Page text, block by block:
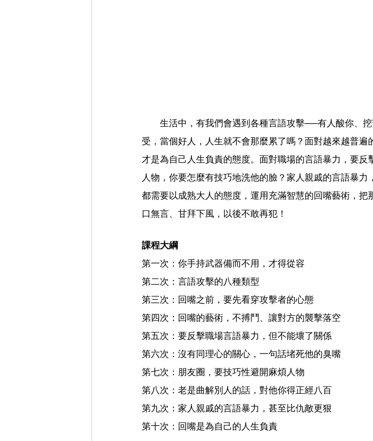
生活中，有我們會遇到各種言語攻擊──有人酸你、
受，當個好人，人生就不會那麼累了嗎？面對越來越普遍
才是為自己人生負責的態度。面對職場的言語暴力，要
人物，你要怎麼有技巧地洗他的臉？家人親戚的言語暴
都需要以成熟大人的態度，運用充滿智慧的回嘴藝術，
口無言、甘拜下風，以後不敢再犯！
課程大綱
第一次：你手持武器備而不用，才得從容
第二次：言語攻擊的八種類型
第三次： 回嘴之前，要先看穿攻擊者的心態
第四次： 回嘴的藝術，不搏鬥、讓對方的襲擊落空
第五次： 要反擊職場言語暴力，但不能壞了關係
第六次：沒有同理心的關心，一句話堵死他的臭嘴
第七次： 朋友圈，要技巧性避開麻煩人物
第八次：老是曲解別人的話，對他你得正經八百
第九次：家人親戚的言語暴力，甚至比仇敵更狠
第十次： 回嘴是為自己的人生負責